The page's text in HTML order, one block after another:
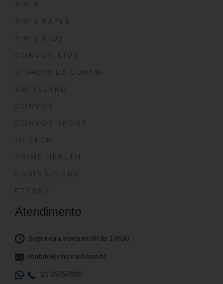
YIN’S
YIN’S PAPER
YIN’S KIDS
CONVOY KIDS
O SHOW DA LUNA®
SWISSLAND
CONVOY
CONVOY SPORT
IN-TECH
PRIME HEALTH
CHRIS HELENA
ETERNY
Atendimento
Segunda a sexta de 8h às 17h30
contato@yinsbrasil.com.br
21 35757900